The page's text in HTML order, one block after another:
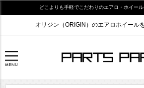
どこよりも手軽でこだわりのエアロ・ホイー
オリジン（ORIGIN）のエアロホイール